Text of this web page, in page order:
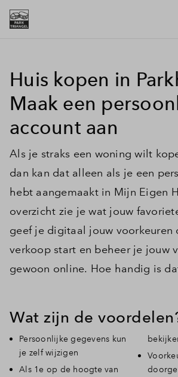
Huis kopen in
Maak een
account aan
Als je straks een woning wilt
dan kan dat alleen als je een
hebt aangemaakt in Mijn Eigen
overzicht zie je wat jouw
geef je digitaal jouw voorkeuren
verkoop start en beheer je jouw
gewoon online. Hoe handig is
Wat zijn de
Persoonlijke gegevens kun
je zelf wijzigen
Als 1e op de hoogte van